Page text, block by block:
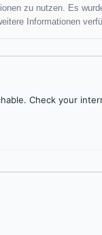
zu nutzen. Es
Informationen
Check your